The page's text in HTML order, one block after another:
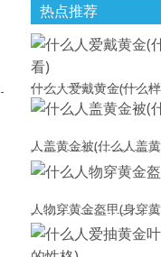
热点推荐
什么人爱戴黄金(什么
人盖黄金被(什么人盖
人物穿黄金盔甲(身穿